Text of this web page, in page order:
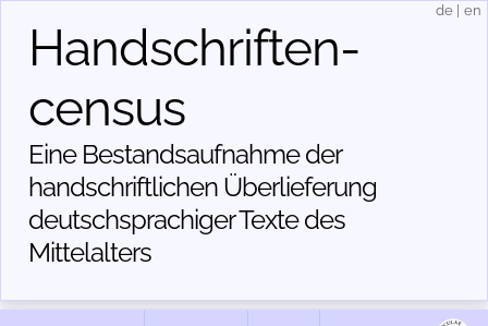
Handschriften­
census
Eine Bestandsaufnahme der
handschriftlichen Über­lieferung
deutschsprachiger Texte des
Mittelalters
de en